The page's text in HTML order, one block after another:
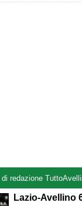
di redazione
Lazio-Avellino